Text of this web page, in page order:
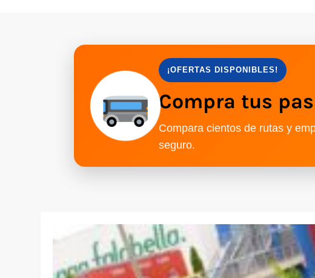
¡OFERTAS DISPONIBLES!
Compra tus
Compara cientos de rutas y
seguro.